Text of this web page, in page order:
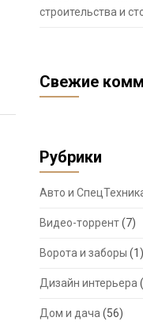
строительства и
Свежие
Рубрики
Авто и
Видео-торрент(7)
Ворота и заборы (1)
Дизайн интерьера
Дом и дача (56)